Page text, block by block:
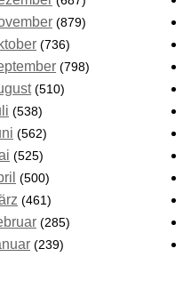
(879)
(736)
(798)
(510)
(538)
(562)
(525)
(500)
(461)
(285)
(239)